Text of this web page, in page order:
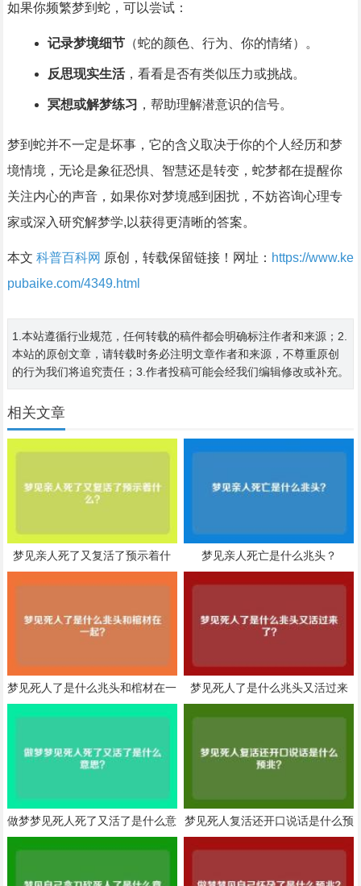
如果你频繁梦到蛇，可以尝试：
记录梦境细节（蛇的颜色、行为、你的情绪）。
反思现实生活，看看是否有类似压力或挑战。
冥想或解梦练习 ，帮助理解潜意识的信号。
梦到蛇并不一定是坏事，它的含义取决于你的个人经历和梦
境情境，无论是象征恐惧、智慧还是转变，蛇梦都在提醒你
关注内心的声音，如果你对梦境感到困扰，不妨咨询心理专
家或深入研究解梦学,以获得更清晰的答案。
本文 科普百科网 原创，转载保留链接！网址： https://www.ke
pubaike.com/4349.html
1.本站遵循行业规范，任何转载的稿件都会明确标注作者和来源；2.
本站的原创文章，请转载时务必注明文章作者和来源，不尊重原创
的行为我们将追究责任；3.作者投稿可能会经我们编辑修改或补充。
相关文章
梦见亲人死了又复活了预示着什
么？
梦见亲人死亡是什么兆头？
梦见死人了是什么兆头和棺材在一
起？
梦见死人了是什么兆头又活过来
了？
做梦梦见死人死了又活了是什么意
思？
梦见死人复活还开口说话是什么预
兆？